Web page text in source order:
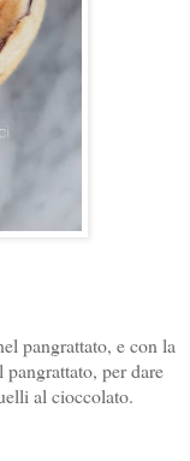
pangrattato, e con la
per dare
al cioccolato.